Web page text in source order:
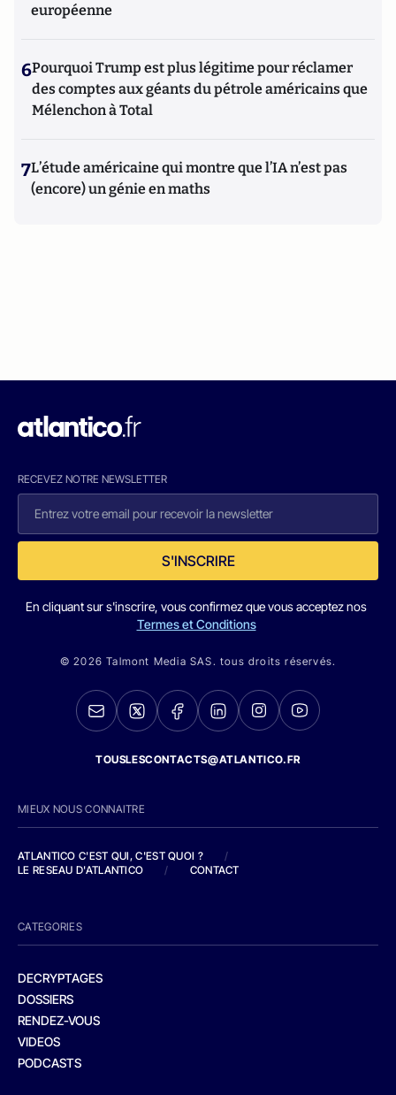
européenne
6Pourquoi Trump est plus légitime pour réclamer
des comptes aux géants du pétrole américains que
Mélenchon à Total
7L’étude américaine qui montre que l’IA n’est pas
(encore) un génie en maths
RECEVEZ NOTRE NEWSLETTER
S'INSCRIRE
En cliquant sur s'inscrire, vous confirmez que vous acceptez nos
Termes et Conditions
© 2026 Talmont Media SAS. tous droits réservés.
TOUSLESCONTACTS@ATLANTICO.FR
MIEUX NOUS CONNAITRE
ATLANTICO C'EST QUI, C'EST QUOI ?
/
LE RESEAU D'ATLANTICO
/ CONTACT
CATEGORIES
DECRYPTAGES
DOSSIERS
RENDEZ-VOUS
VIDEOS
PODCASTS